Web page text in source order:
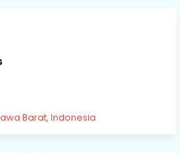
Barat, Indonesia